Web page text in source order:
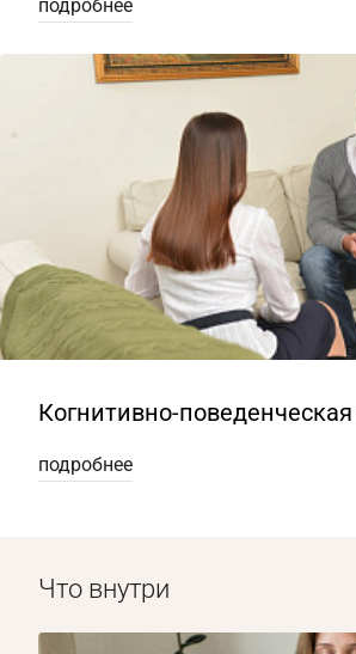
подробнее
Когнитивно-
подробнее
Что внутри